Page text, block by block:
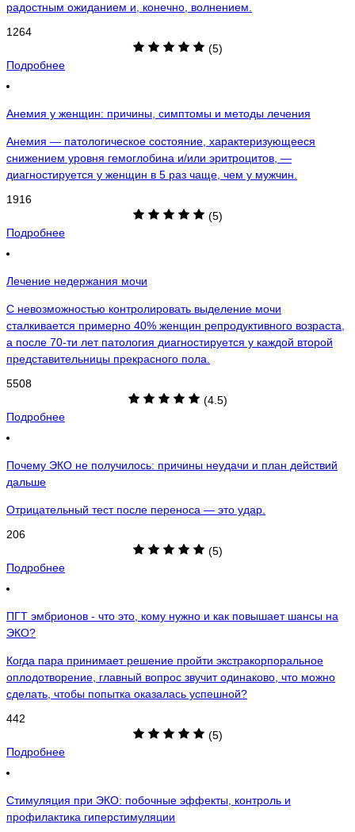
радостным ожиданием и, конечно, волнением.
1264
(5)
Подробнее
Анемия у женщин: причины, симптомы и методы лечения
Анемия — патологическое состояние, характеризующееся
снижением уровня гемоглобина и/или эритроцитов, —
диагностируется у женщин в 5 раз чаще, чем у мужчин.
1916
(5)
Подробнее
Лечение недержания мочи
С невозможностью контролировать выделение мочи
сталкивается примерно 40% женщин репродуктивного возраста,
а после 70-ти лет патология диагностируется у каждой второй
представительницы прекрасного пола.
5508
(4.5)
Подробнее
Почему ЭКО не получилось: причины неудачи и план действий
дальше
Отрицательный тест после переноса — это удар.
206
(5)
Подробнее
ПГТ эмбрионов - что это, кому нужно и как повышает шансы на
ЭКО?
Когда пара принимает решение пройти экстракорпоральное
оплодотворение, главный вопрос звучит одинаково, что можно
сделать, чтобы попытка оказалась успешной?
442
(5)
Подробнее
Стимуляция при ЭКО: побочные эффекты, контроль и
профилактика гиперстимуляции